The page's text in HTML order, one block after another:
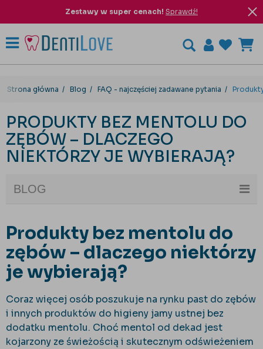
Zestawy w super cenach! Sprawdź!
Strona główna Blog FAQ - najczęściej zadawane pytania
PRODUKTY BEZ MENTOLU DO
ZĘBÓW – DLACZEGO
NIEKTÓRZY JE WYBIERAJĄ?
BLOG
Produkty bez mentolu do
zębów – dlaczego niektórzy
je wybierają?
Coraz więcej osób poszukuje na rynku past do zębów
i innych produktów do higieny jamy ustnej bez
dodatku mentolu. Choć mentol od dekad jest
kojarzony ze świeżością i skutecznym odświeżeniem